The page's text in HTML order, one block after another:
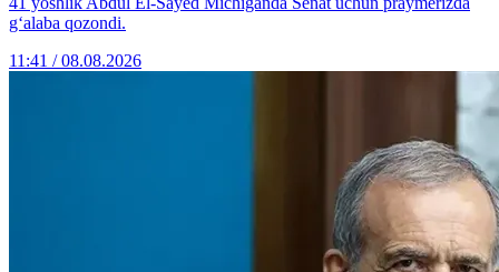
g‘alaba qozondi.
11:41 / 08.08.2026